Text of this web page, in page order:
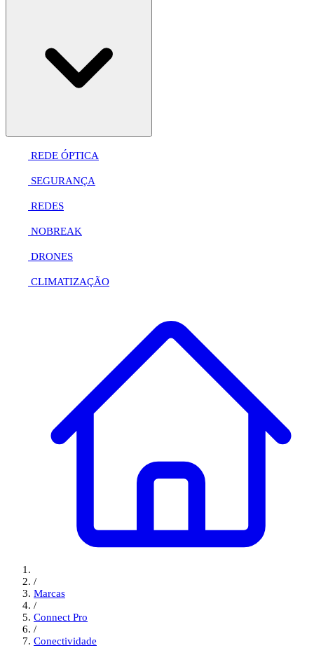
REDE ÓPTICA
SEGURANÇA
REDES
NOBREAK
DRONES
CLIMATIZAÇÃO
/
Marcas
/
Connect Pro
/
Conectividade